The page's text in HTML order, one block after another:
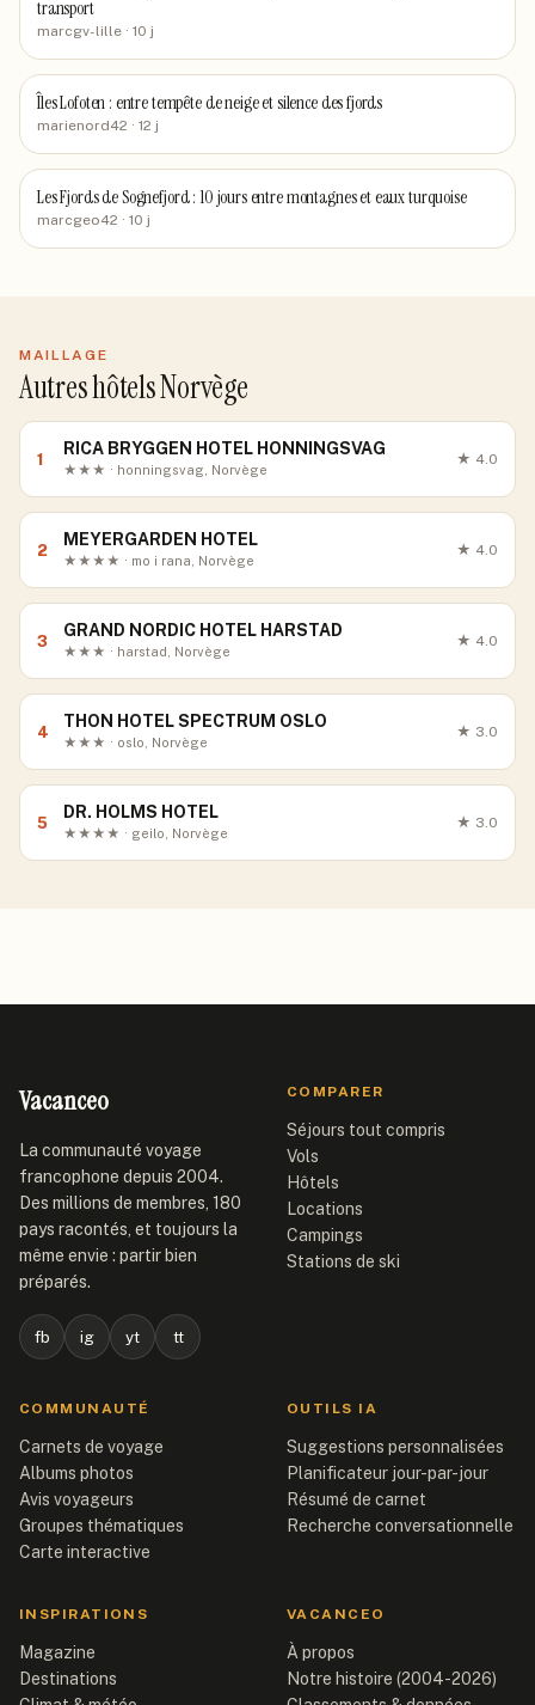
transport
marcgv-lille · 10 j
Îles Lofoten : entre tempête de neige et silence des fjords
marienord42 · 12 j
Les Fjords de Sognefjord : 10 jours entre montagnes et eaux turquoise
marcgeo42 · 10 j
MAILLAGE
Autres hôtels Norvège
1
RICA BRYGGEN HOTEL HONNINGSVAG
★★★ · honningsvag, Norvège
★ 4.0
2
MEYERGARDEN HOTEL
★★★★ · mo i rana, Norvège
★ 4.0
3
GRAND NORDIC HOTEL HARSTAD
★★★ · harstad, Norvège
★ 4.0
4
THON HOTEL SPECTRUM OSLO
★★★ · oslo, Norvège
★ 3.0
5
DR. HOLMS HOTEL
★★★★ · geilo, Norvège
★ 3.0
Vacanceo
La communauté voyage
francophone depuis 2004.
Des millions de membres, 180
pays racontés, et toujours la
même envie : partir bien
préparés.
fb ig yt tt
COMPARER
Séjours tout compris
Vols
Hôtels
Locations
Campings
Stations de ski
COMMUNAUTÉ
Carnets de voyage
Albums photos
Avis voyageurs
Groupes thématiques
Carte interactive
OUTILS IA
Suggestions personnalisées
Planificateur jour-par-jour
Résumé de carnet
Recherche conversationnelle
INSPIRATIONS
Magazine
Destinations
VACANCEO
À propos
Notre histoire (2004-2026)